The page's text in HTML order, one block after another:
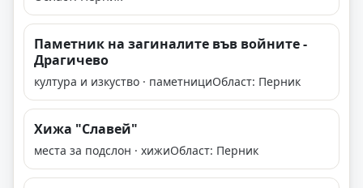
Паметник на загиналите във войните -
Драгичево
култура и изкуство · паметнициОбласт: Перник
Хижа "Славей"
места за подслон · хижиОбласт: Перник